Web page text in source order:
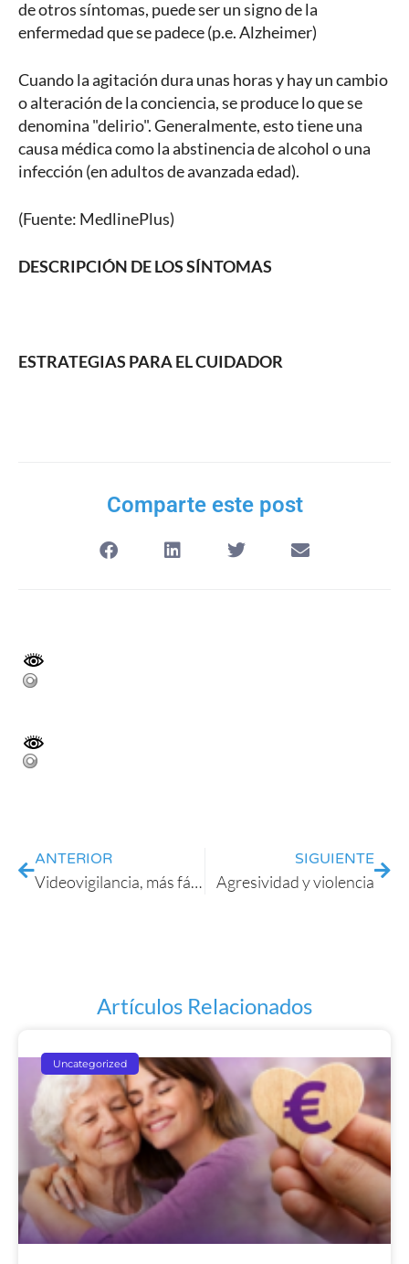
de otros síntomas, puede ser un signo de la
enfermedad que se padece (p.e. Alzheimer)
Cuando la agitación dura unas horas y hay un cambio
o alteración de la conciencia, se produce lo que se
denomina "delirio". Generalmente, esto tiene una
causa médica como la abstinencia de alcohol o una
infección (en adultos de avanzada edad).
(Fuente: MedlinePlus)
DESCRIPCIÓN DE LOS SÍNTOMAS
ESTRATEGIAS PARA EL CUIDADOR
Comparte este post
ANTERIOR
Videovigilancia, más fácil de lo que parece
SIGUIENTE
Agresividad y violencia
Artículos Relacionados
Uncategorized